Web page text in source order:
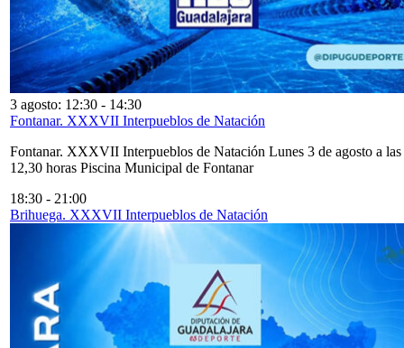
3 agosto: 12:30 - 14:30
Fontanar. XXXVII Interpueblos de Natación
Fontanar. XXXVII Interpueblos de Natación Lunes 3 de agosto a las
12,30 horas Piscina Municipal de Fontanar
18:30 - 21:00
Brihuega. XXXVII Interpueblos de Natación